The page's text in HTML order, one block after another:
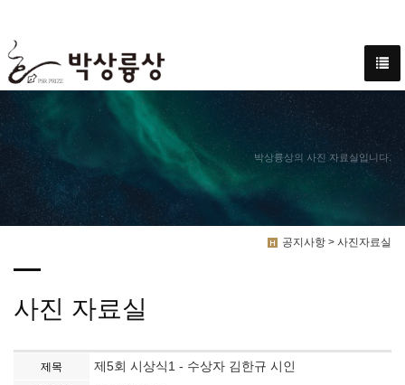
박상륭상의 사진 자료실입니다.
공지사항 > 사진자료실
사진 자료실
제목 제5회 시상식1 - 수상자 김한규 시인